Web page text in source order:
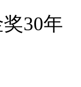
30年